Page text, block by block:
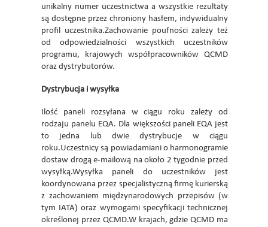
unikalny numer uczestnictwa a wszystkie rezultaty
są dostępne przez chroniony hasłem, indywidualny
profil uczestnika.Zachowanie poufności zależy też
od odpowiedzialności wszystkich uczestników
programu, krajowych współpracowników QCMD
oraz dystrybutorów.
Dystrybucja i wysyłka
Ilość paneli rozsyłana w ciągu roku zależy od
rodzaju panelu EQA. Dla większości paneli EQA jest
to jedna lub dwie dystrybucje w ciągu
roku.Uczestnicy są powiadamiani o harmonogramie
dostaw drogą e-mailową na około 2 tygodnie przed
wysyłką.Wysyłka paneli do uczestników jest
koordynowana przez specjalistyczną firmę kurierską
z zachowaniem międzynarodowych przepisów (w
tym IATA) oraz wymogami specyfikacji technicznej
określonej przez QCMD.W krajach, gdzie QCMD ma